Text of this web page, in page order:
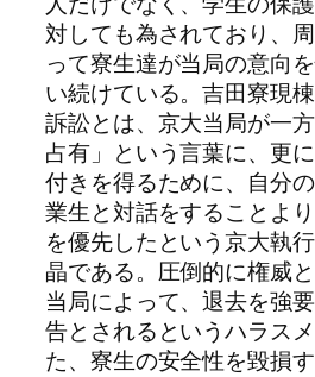
対しても為されており、
って寮生達が当局の意向
い続けている。吉田寮現
訴訟とは、京大当局が一
占有」という言葉に、更
付きを得るために、自分
業生と対話をすることよ
を優先したという京大執
晶である。圧倒的に権威
当局によって、退去を強
告とされるというハラス
た、寮生の安全性を毀損す